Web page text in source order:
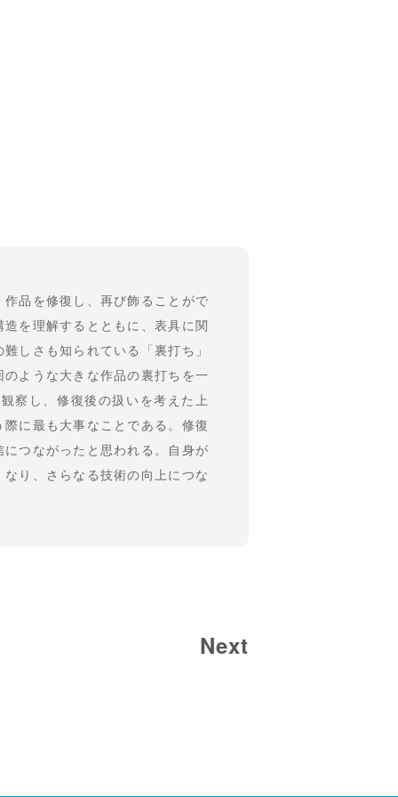
品を修復し、再び飾ることがで
を理解するとともに、表具に関
しさも知られている「裏打ち」
ような大きな作品の裏打ちを一
察し、修復後の扱いを考えた上
に最も大事なことである。修復
つながったと思われる。自身が
り、さらなる技術の向上につな
Next